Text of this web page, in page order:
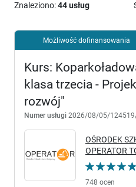
Znaleziono:44 usług
Możliwość dofinansowania
Kurs:
klasa trzecia -
rozwój"
Numer usługi 2026/08/05/
OŚRODEK
OPERATOR
748 ocen